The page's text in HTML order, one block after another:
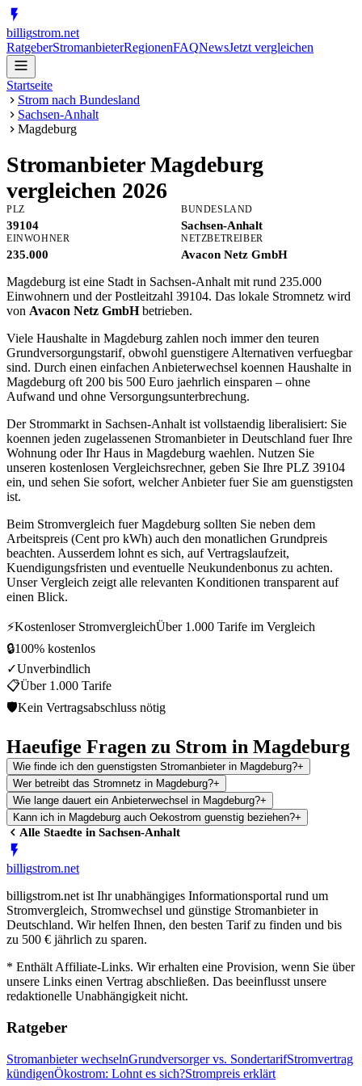
billigstrom.net
RatgeberStromanbieterRegionenFAQNewsJetzt vergleichen
Startseite
Strom nach Bundesland
Sachsen-Anhalt
Magdeburg
StromanbieterMagdeburg
vergleichen 2026
PLZ
39104
BUNDESLAND
Sachsen-Anhalt
EINWOHNER
235.000
NETZBETREIBER
Avacon Netz GmbH
Magdeburg ist eine Stadt in Sachsen-Anhalt mit rund 235.000
Einwohnern und der Postleitzahl 39104. Das lokale Stromnetz wird
von Avacon Netz GmbHbetrieben.
Viele Haushalte in Magdeburg zahlen noch immer den teuren
Grundversorgungstarif, obwohl guenstigere Alternativen verfuegbar
sind. Durch einen einfachen Anbieterwechsel koennen Haushalte in
Magdeburg oft 200 bis 500 Euro jaehrlich einsparen – ohne
Aufwand und ohne Versorgungsunterbrechung.
Der Strommarkt in Sachsen-Anhalt ist vollstaendig liberalisiert: Sie
koennen jeden zugelassenen Stromanbieter in Deutschland fuer Ihre
Wohnung oder Ihr Haus in Magdeburg waehlen. Nutzen Sie
unseren kostenlosen Vergleichsrechner, geben Sie Ihre PLZ 39104
ein, und sehen Sie sofort, welcher Anbieter fuer Sie am guenstigsten
ist.
Beim Stromvergleich fuer Magdeburg sollten Sie neben dem
Arbeitspreis (Cent pro kWh) auch den monatlichen Grundpreis
beachten. Ausserdem lohnt es sich, auf Vertragslaufzeit,
Kuendigungsfristen und eventuelle Neukundenbonus zu achten.
Unser Vergleich zeigt alle relevanten Konditionen transparent auf
einen Blick.
⚡Kostenloser StromvergleichÜber 1.000 Tarife im Vergleich
🔒100% kostenlos
✓Unverbindlich
📋Über 1.000 Tarife
🛡Kein Vertragsabschluss nötig
Haeufige Fragen zu Strom in Magdeburg
Wie finde ich den guenstigsten Stromanbieter in Magdeburg?+
Wer betreibt das Stromnetz in Magdeburg?+
Wie lange dauert ein Anbieterwechsel in Magdeburg?+
Kann ich in Magdeburg auch Oekostrom guenstig beziehen?+
Alle Staedte in Sachsen-Anhalt
billigstrom.net
billigstrom.net ist Ihr unabhängiges Informationsportal rund um
Stromvergleich, Stromwechsel und günstige Stromanbieter in
Deutschland. Wir helfen Ihnen, den besten Tarif zu finden und bis
zu 500 € jährlich zu sparen.
* Enthält Affiliate-Links. Wir erhalten eine Provision, wenn Sie über
unsere Links einen Vertrag abschließen. Das beeinflusst unsere
redaktionelle Unabhängigkeit nicht.
Ratgeber
Stromanbieter wechselnGrundversorger vs. SondertarifStromvertrag
kündigenÖkostrom: Lohnt es sich?Strompreis erklärt